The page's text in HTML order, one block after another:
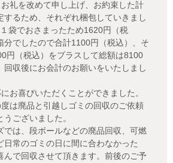
礼を改めて申し上げ、お約束した計
するため、それぞれ梱包していきまし
袋でおさまったため1620円（税
分でしたので合計1100円（税込）、そ
円（税込）をプラスして総額は8100
回収後にお会計のお願いをいたしまし
お喜びいただくことができました。
は廃品と引越しゴミの回収のご依頼
ございました。
では、段ボールなどの廃品回収、可燃
日常のゴミの日に間に合わなかった
んで回収させて頂きます。前後のご予